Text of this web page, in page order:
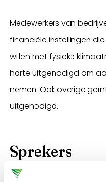
Medewerkers van
financiële instellingen
willen met fysieke
harte uitgenodigd om
nemen. Ook overige
uitgenodigd.
Sprekers